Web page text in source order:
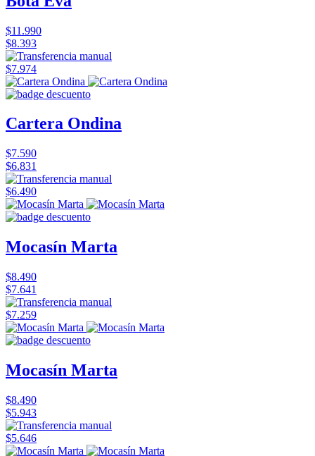
$11.990
$8.393
$7.974
Cartera Ondina
$7.590
$6.831
$6.490
Mocasín Marta
$8.490
$7.641
$7.259
Mocasín Marta
$8.490
$5.943
$5.646